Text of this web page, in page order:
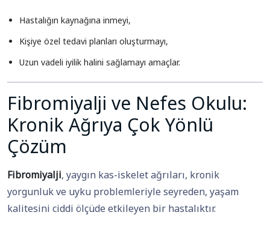
Hastalığın kaynağına inmeyi,
Kişiye özel tedavi planları oluşturmayı,
Uzun vadeli iyilik halini sağlamayı amaçlar.
Fibromiyalji ve Nefes Okulu:
Kronik Ağrıya Çok Yönlü
Çözüm
Fibromiyalji, yaygın kas-iskelet ağrıları, kronik
yorgunluk ve uyku problemleriyle seyreden, yaşam
kalitesini ciddi ölçüde etkileyen bir hastalıktır.